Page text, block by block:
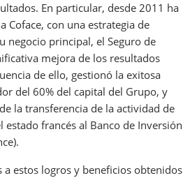
En particular, desde 2011 ha
Coface, con una estrategia de
negocio principal, el Seguro de
mejora de los resultados
de ello, gestionó la exitosa
del 60% del capital del Grupo, y
la transferencia de la actividad de
estado francés al Banco de Inversión
a estos logros y beneficios obtenidos